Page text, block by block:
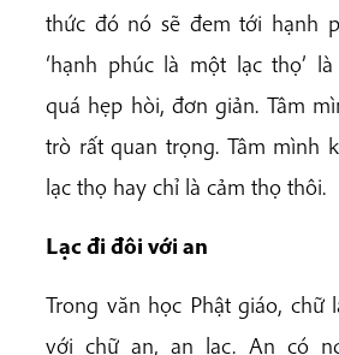
thức đó nó sẽ đem tới hạnh
‘hạnh phúc là một lạc thọ’
quá hẹp hòi, đơn giản. Tâm
trò rất quan trọng. Tâm mình
lạc thọ hay chỉ là cảm thọ thôi.
Lạc đi đôi với an
Trong văn học Phật giáo, chữ
với chữ an, an lạc. An có